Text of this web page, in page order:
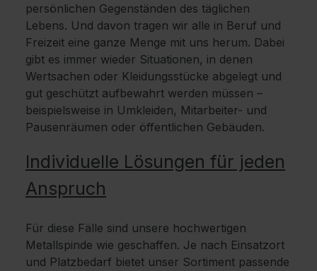
persönlichen Gegenständen des täglichen
Lebens. Und davon tragen wir alle in Beruf und
Freizeit eine ganze Menge mit uns herum. Dabei
gibt es immer wieder Situationen, in denen
Wertsachen oder Kleidungsstücke abgelegt und
gut geschützt aufbewahrt werden müssen –
beispielsweise in Umkleiden, Mitarbeiter- und
Pausenräumen oder öffentlichen Gebäuden.
Individuelle Lösungen für jeden
Anspruch
Für diese Fälle sind unsere hochwertigen
Metallspinde wie geschaffen. Je nach Einsatzort
und Platzbedarf bietet unser Sortiment passende